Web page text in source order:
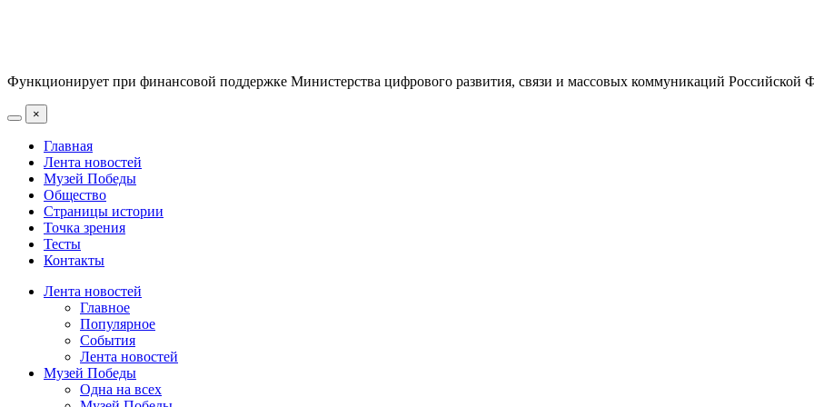
Функционирует при финансовой поддержке Министерства цифрового развития, связи и массовых коммуникаций Российской
×
Главная
Лента новостей
Музей Победы
Общество
Страницы истории
Точка зрения
Тесты
Контакты
Лента новостей
Главное
Популярное
События
Лента новостей
Музей Победы
Одна на всех